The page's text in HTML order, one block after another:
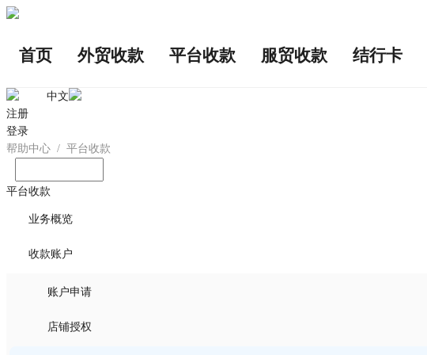
首页 外贸收款 平台收款 服贸收款 结行卡
中文
注册
登录
帮助中心 / 平台收款
平台收款
业务概览
收款账户
账户申请
店铺授权